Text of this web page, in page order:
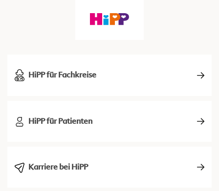
HiPP für Fachkreise
HiPP für Patienten
Karriere bei HiPP